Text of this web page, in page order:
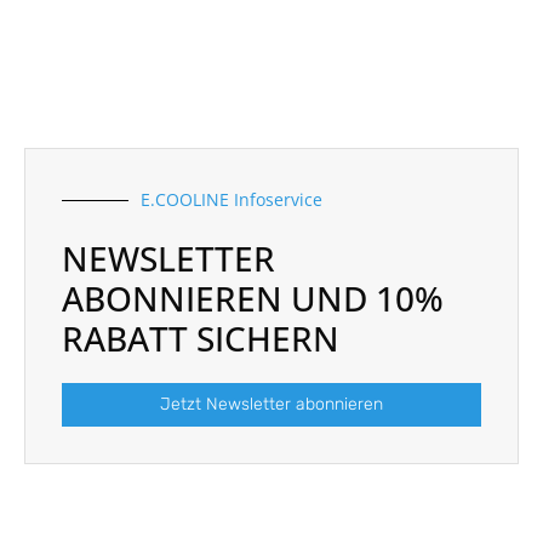
E.COOLINE Infoservice
NEWSLETTER
ABONNIEREN UND 10%
RABATT SICHERN
Jetzt Newsletter abonnieren